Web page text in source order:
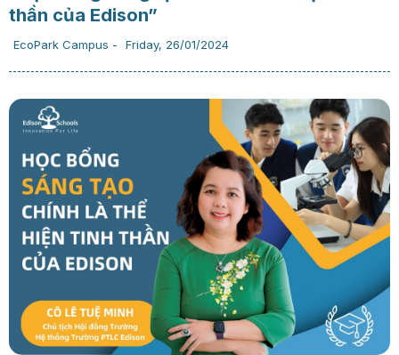
thần của Edison”
EcoPark Campus - Friday, 26/01/2024